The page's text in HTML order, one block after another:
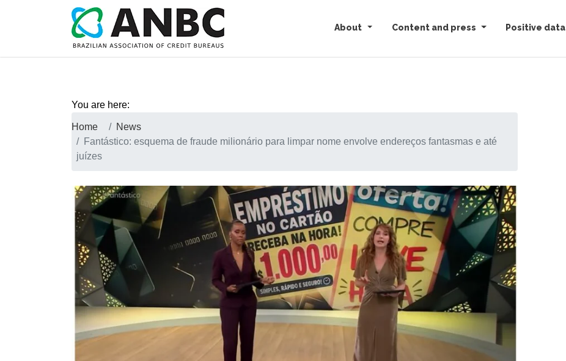
About Content and press Positive data
You are here:
Home
News
Fantástico: esquema de fraude milionário para limpar nome envolve endereços fantasmas e até
juízes